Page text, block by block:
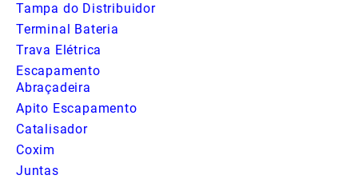
Tampa do Distribuidor
Terminal Bateria
Trava Elétrica
Escapamento
Abraçadeira
Apito Escapamento
Catalisador
Coxim
Juntas